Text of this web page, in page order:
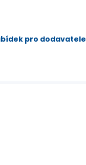
pro dodavatele